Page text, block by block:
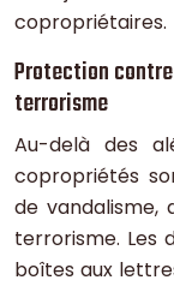
copropriétaires.
Protection
terrorisme
Au-delà des
copropriétés
de vandalisme,
terrorisme. Les
boîtes aux